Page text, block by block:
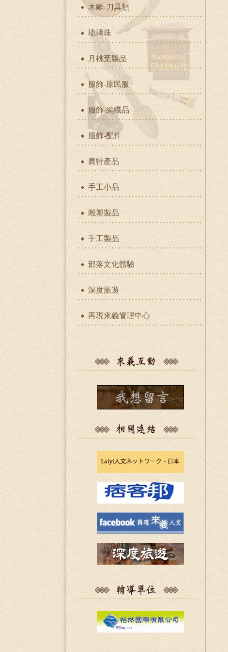
木雕-刀具類
琉璃珠
月桃葉製品
服飾-原民服
服飾-編織品
服飾-配件
農特產品
手工小品
雕塑製品
手工製品
部落文化體驗
深度旅遊
再現來義管理中心